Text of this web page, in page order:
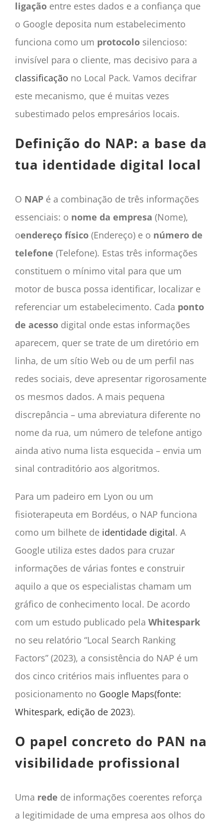
ligação entre estes dados e a confiança que
o Google deposita num estabelecimento
funciona como um protocolo silencioso:
invisível para o cliente, mas decisivo para a
classificação no Local Pack. Vamos decifrar
este mecanismo, que é muitas vezes
subestimado pelos empresários locais.
Definição do NAP: a base da
tua identidade digital local
O NAP é a combinação de três informações
essenciais: o nome da empresa (Nome),
oendereço físico (Endereço) e o número de
telefone (Telefone). Estas três informações
constituem o mínimo vital para que um
motor de busca possa identificar, localizar e
referenciar um estabelecimento. Cada ponto
de acesso digital onde estas informações
aparecem, quer se trate de um diretório em
linha, de um sítio Web ou de um perfil nas
redes sociais, deve apresentar rigorosamente
os mesmos dados. A mais pequena
discrepância – uma abreviatura diferente no
nome da rua, um número de telefone antigo
ainda ativo numa lista esquecida – envia um
sinal contraditório aos algoritmos.
Para um padeiro em Lyon ou um
fisioterapeuta em Bordéus, o NAP funciona
como um bilhete de identidade digital. A
Google utiliza estes dados para cruzar
informações de várias fontes e construir
aquilo a que os especialistas chamam um
gráfico de conhecimento local. De acordo
com um estudo publicado pela Whitespark
no seu relatório “Local Search Ranking
Factors” (2023), a consistência do NAP é um
dos cinco critérios mais influentes para o
posicionamento no Google Maps(fonte:
Whitespark, edição de 2023).
O papel concreto do PAN na
visibilidade profissional
Uma rede de informações coerentes reforça
a legitimidade de uma empresa aos olhos do